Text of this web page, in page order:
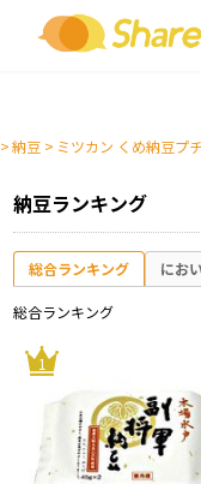
>納豆 > ミツカン くめ納豆プ
納豆ランキング
総合ランキング にお
総合ランキング
1